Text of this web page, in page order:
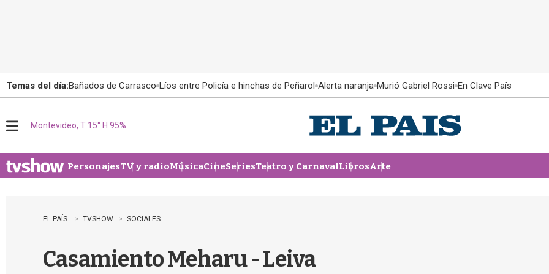
Temas del día:Bañados de Carrasco Líos entre Policía e hinchas de Peñarol Alerta naranja Murió Gabriel Rossi En Clave País
u
Montevideo, T 15° H 95%
PersonajesTV y radioMúsicaCineSeriesTeatro y CarnavalLibrosArte
EL PAÍS TVSHOW SOCIALES
Casamiento Meharu - Leiva